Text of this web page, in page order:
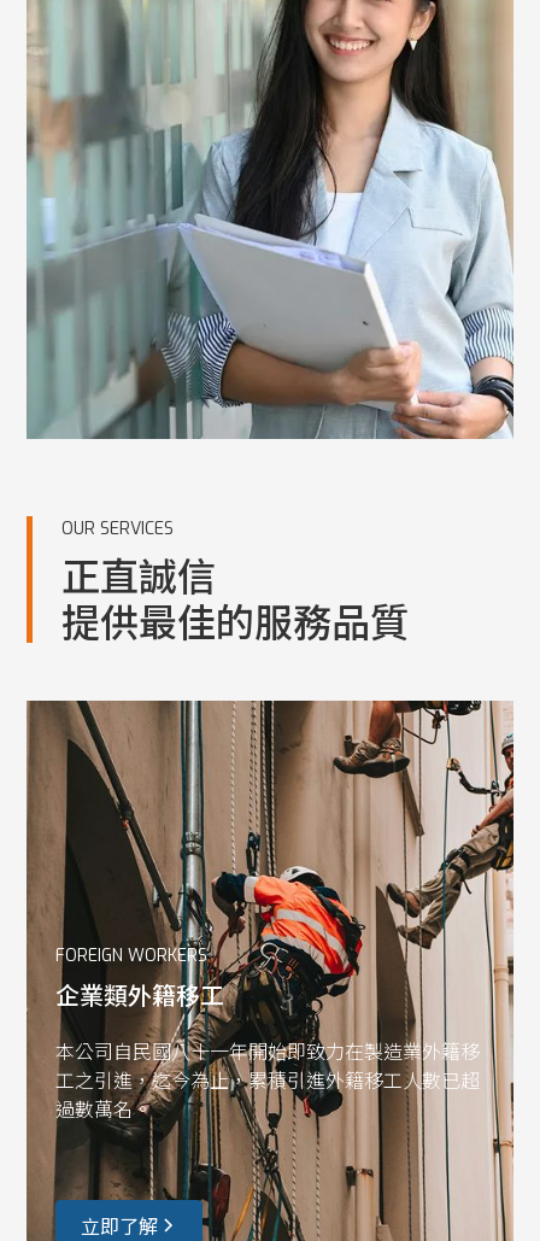
OUR SERVICES
正直誠信
提供最佳的服務品質
FOREIGN WORKERS
企業類外籍移工
本公司自民國八十一年開始即致力在製造業外籍移
工之引進，迄今為止，累積引進外籍移工人數已超
過數萬名。
立即了解